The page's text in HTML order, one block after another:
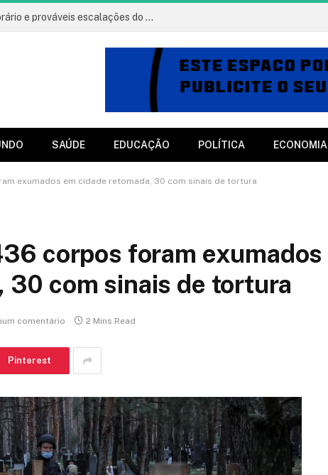
Vitória x Athletico: onde assistir, horário e prováveis escalações do jogo
SAÚDE EDUCAÇÃO POLÍTICA ECONOMIA
exumados em cidade retomada, 30 com sinais de tortura
corpos foram exumados
30 com sinais de tortura
comentário 2 Mins Read
Pinterest